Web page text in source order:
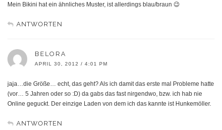
Mein Bikini hat ein ähnliches Muster, ist allerdings blau/braun 😉
ANTWORTEN
BELORA
APRIL 30, 2012 / 4:01 PM
jaja…die Größe… echt, das geht? Als ich damit das erste mal Probleme hatte
(vor… 5 Jahren oder so :D) da gabs das fast nirgendwo, bzw. ich hab nie
Online geguckt. Der einzige Laden von dem ich das kannte ist Hunkemöller.
ANTWORTEN